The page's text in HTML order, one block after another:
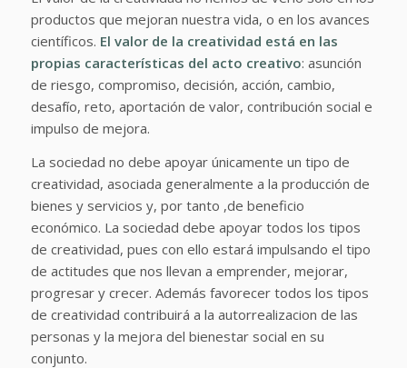
productos que mejoran nuestra vida, o en los avances
científicos. El valor de la creatividad está en las
propias características del acto creativo: asunción
de riesgo, compromiso, decisión, acción, cambio,
desafío, reto, aportación de valor, contribución social e
impulso de mejora.
La sociedad no debe apoyar únicamente un tipo de
creatividad, asociada generalmente a la producción de
bienes y servicios y, por tanto ,de beneficio
económico. La sociedad debe apoyar todos los tipos
de creatividad, pues con ello estará impulsando el tipo
de actitudes que nos llevan a emprender, mejorar,
progresar y crecer. Además favorecer todos los tipos
de creatividad contribuirá a la autorrealizacion de las
personas y la mejora del bienestar social en su
conjunto.